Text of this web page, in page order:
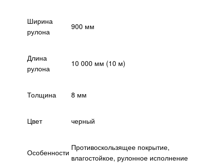
Ширина
рулона
900 мм
Длина
рулона
10 000 мм (10 м)
Толщина 8 мм
Цвет черный
Особенности
Противоскользящее покрытие,
влагостойкое, рулонное исполнение